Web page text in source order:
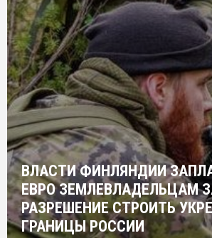
ВЛАСТИ ФИНЛЯНДИИ
ЕВРО ЗЕМЛЕВЛАДЕЛЬЦАМ
РАЗРЕШЕНИЕ СТРОИТЬ
ГРАНИЦЫ РОССИИ